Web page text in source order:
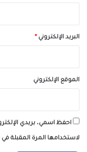
البريد الإلكتروني*
الموقع الإلكتروني
احفظ اسمي، بريدي
لاستخدامها المرة المقبلة في